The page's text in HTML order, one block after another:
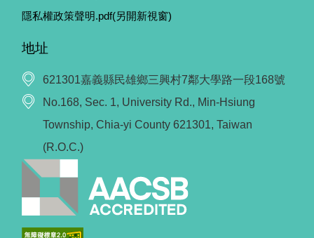
隱私權政策聲明.pdf(另開新視窗)
地址
621301嘉義縣民雄鄉三興村7鄰大學路一段168號
No.168, Sec. 1, University Rd., Min-Hsiung
Township, Chia-yi County 621301, Taiwan
(R.O.C.)